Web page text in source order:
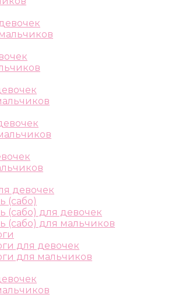
девочек
(сабо)
(сабо) для девочек
(сабо) для мальчиков
для девочек
для мальчиков